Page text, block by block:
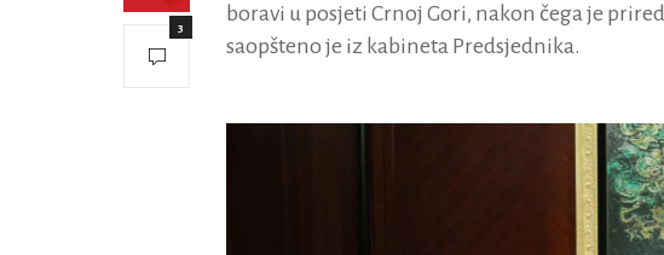
boravi u posjeti Crnoj Gori, nakon čega je
saopšteno je iz kabineta Predsjednika.
3